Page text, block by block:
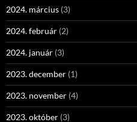
2024. március (3)
2024. február (2)
2024. január (3)
2023. december (1)
2023. november (4)
2023. október (3)